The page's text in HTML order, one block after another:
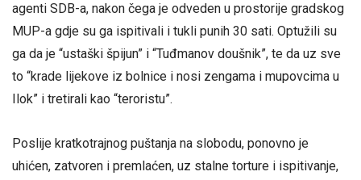
agenti SDB-a, nakon čega je odveden u prostorije gradskog
MUP-a gdje su ga ispitivali i tukli punih 30 sati. Optužili su
ga da je “ustaški špijun” i “Tuđmanov doušnik”, te da uz sve
to “krade lijekove iz bolnice i nosi zengama i mupovcima u
Ilok” i tretirali kao “teroristu”.
Poslije kratkotrajnog puštanja na slobodu, ponovno je
uhićen, zatvoren i premlaćen, uz stalne torture i ispitivanje,